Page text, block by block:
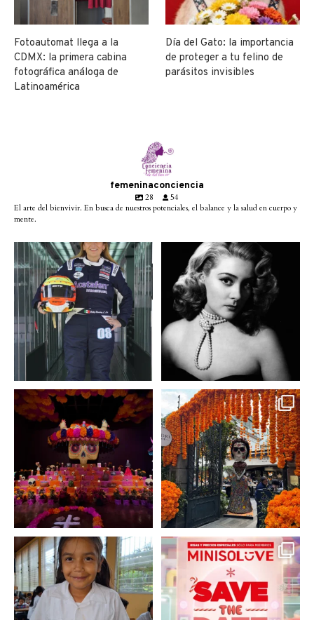
Fotoautomat llega a la
CDMX: la primera cabina
fotográfica análoga de
Latinoamérica
Día del Gato: la importancia
de proteger a tu felino de
parásitos invisibles
femeninaconciencia
28
54
El arte del bienvivir. En busca de nuestros potenciales, el balance y la salud en cuerpo y
mente.
Conoce a @betty_racing08
la piloto mexicana que ...
3 0
Descanse en paz la gran
diva del cine mexicano
2 0
A partir de hoy miercoles
23 de octubre y hasta el...
2 0
No te pierdas la exhibición
de @menchaca.studio...
2 0
En un contexto donde
muchas niñas y
adolescentes...
0 0
La temporada navideña
llegó a @minisomexico...
2 0